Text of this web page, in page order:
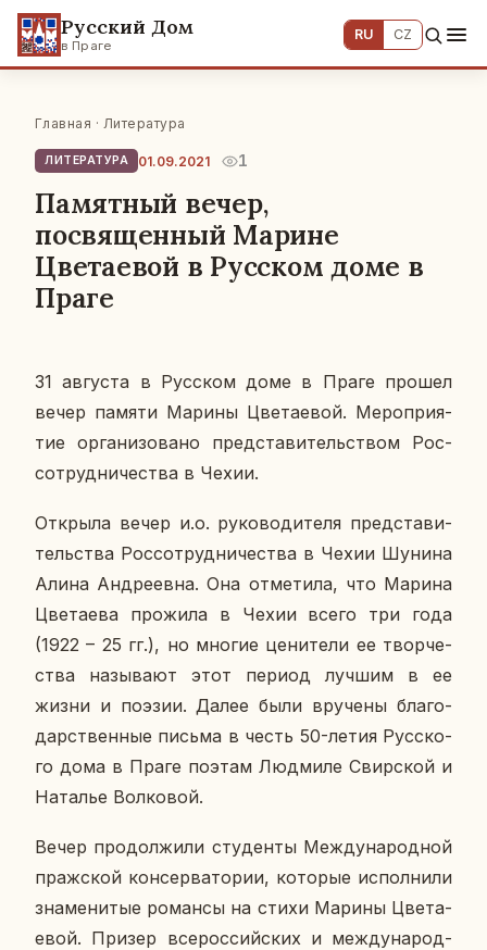
Русский Дом
в Праге
RU CZ
Главная · Литература
ЛИТЕРАТУРА 01.09.2021 1
Памятный вечер,
посвященный Марине
Цветаевой в Русском доме в
Праге
31 ав­гу­ста в Рус­ском доме в Праге прошел
вечер памяти Марины Цве­та­е­вой. Ме­ро­при­я­
тие ор­га­ни­зо­ва­но пред­ста­ви­тель­ством Рос­
со­труд­ни­че­ства в Чехии.
От­кры­ла вечер и.о. ру­ко­во­ди­те­ля пред­ста­ви­
тель­ства Рос­со­труд­ни­че­ства в Чехии Шунина
Алина Ан­дре­ев­на. Она от­ме­ти­ла, что Марина
Цве­та­е­ва про­жи­ла в Чехии всего три года
(1922 – 25 гг.), но многие це­ни­те­ли ее твор­че­
ства на­зы­ва­ют этот период лучшим в ее
жизни и поэзии. Далее были вру­че­ны бла­го­
дар­ствен­ные письма в честь 50-летия Рус­ско­
го дома в Праге поэтам Люд­ми­ле Свир­ской и
На­та­лье Вол­ко­вой.
Вечер про­дол­жи­ли сту­ден­ты Меж­ду­на­род­ной
праж­ской кон­сер­ва­то­рии, ко­то­рые ис­пол­ни­ли
зна­ме­ни­тые ро­ман­сы на стихи Марины Цве­та­
е­вой. Призер все­рос­сий­ских и меж­ду­на­род­